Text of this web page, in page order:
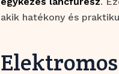
akik hatékony és